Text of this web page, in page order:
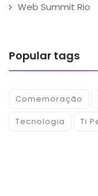
Web Summit Rio
Popular tags
Comemoração
Tecnologia
Ti